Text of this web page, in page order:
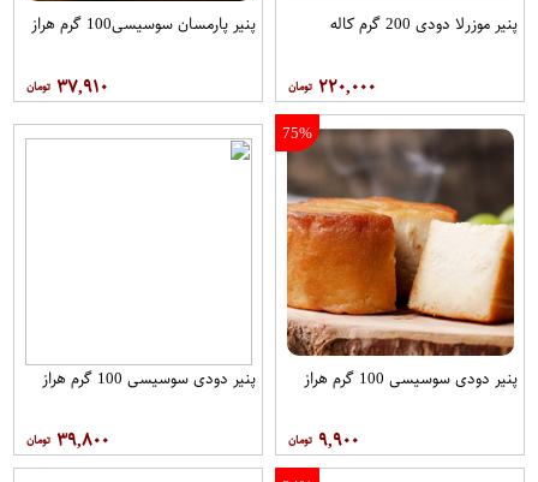
پنیر موزرلا دودی 200 گرم کاله
۲۲۰,۰۰۰
پنیر پارمسان سوسیسی100 گرم هراز
۳۷,۹۱۰
75%
پنیر دودی سوسیسی 100 گرم هراز
۹,۹۰۰
پنیر دودی سوسیسی 100 گرم هراز
۳۹,۸۰۰